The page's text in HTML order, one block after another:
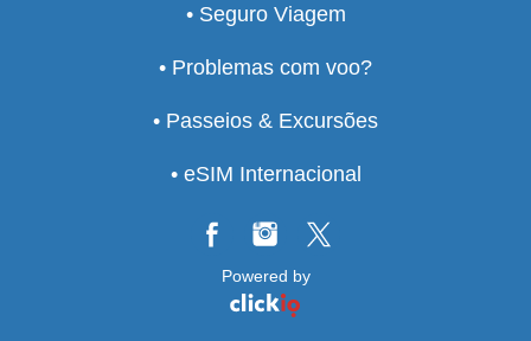
• Seguro Viagem
• Problemas com voo?
• Passeios & Excursões
• eSIM Internacional
Powered by